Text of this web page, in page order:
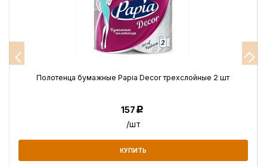
Полотенца бумажные Papia Decor трехслойные 2 шт
157Р
/шт
КУПИТЬ